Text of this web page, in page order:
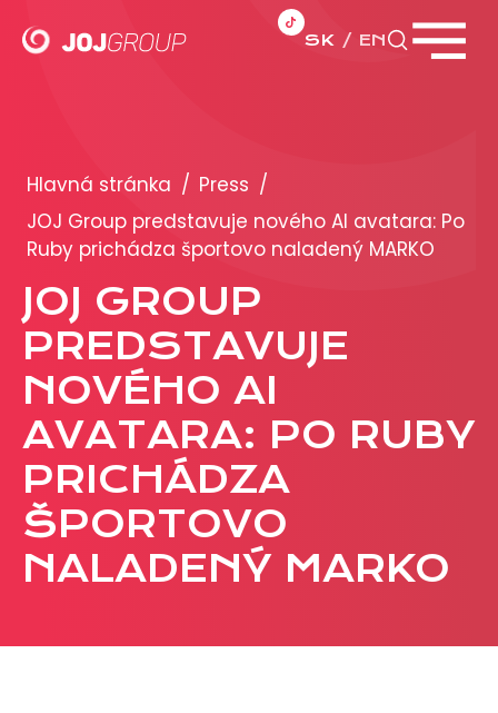
SK EN
Brandy
Produkty
PRODUKCIA
REKLAMA
Viac o reklamných formátoch
Obchodné podmienky
Prezentácia 2026
CASE STUDIES
O NÁS
Hlavná stránka / Press /
JOJ Group predstavuje nového AI avatara: Po
Ruby prichádza športovo naladený MARKO
JOJ GROUP
PREDSTAVUJE
NOVÉHO AI
AVATARA: PO RUBY
PRICHÁDZA
ŠPORTOVO
NALADENÝ MARKO